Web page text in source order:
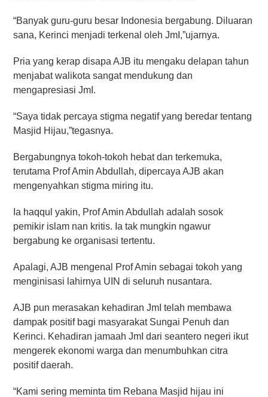
“Banyak guru-guru besar Indonesia bergabung. Diluaran
sana, Kerinci menjadi terkenal oleh JmI,”ujarnya.
Pria yang kerap disapa AJB itu mengaku delapan tahun
menjabat walikota sangat mendukung dan
mengapresiasi JmI.
“Saya tidak percaya stigma negatif yang beredar tentang
Masjid Hijau,”tegasnya.
Bergabungnya tokoh-tokoh hebat dan terkemuka,
terutama Prof Amin Abdullah, dipercaya AJB akan
mengenyahkan stigma miring itu.
Ia haqqul yakin, Prof Amin Abdullah adalah sosok
pemikir islam nan kritis. Ia tak mungkin ngawur
bergabung ke organisasi tertentu.
Apalagi, AJB mengenal Prof Amin sebagai tokoh yang
menginisasi lahirnya UIN di seluruh nusantara.
AJB pun merasakan kehadiran JmI telah membawa
dampak positif bagi masyarakat Sungai Penuh dan
Kerinci. Kehadiran jamaah JmI dari seantero negeri ikut
mengerek ekonomi warga dan menumbuhkan citra
positif daerah.
“Kami sering meminta tim Rebana Masjid hijau ini